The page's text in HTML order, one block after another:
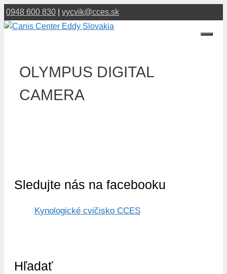
Preskočiť
na
0948 600 830 vycvik@cces.sk
OLYMPUS DIGITAL
CAMERA
Sledujte nás na facebooku
Kynologické cvičisko CCES
Hľadať